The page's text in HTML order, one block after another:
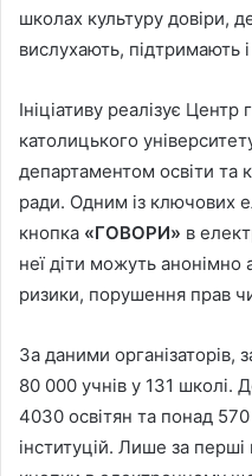
школах культуру довіри,
вислухають, підтримають і
Ініціативу реалізує Центр
католицького
департаментом освіти та
ради. Одним із ключових
кнопка «ГОВОРИ» в
неї діти можуть анонімно
ризики, порушення прав
За даними організаторів,
80 000 учнів у 131 школі.
4030 освітян та понад 570
інституцій. Лише за перші